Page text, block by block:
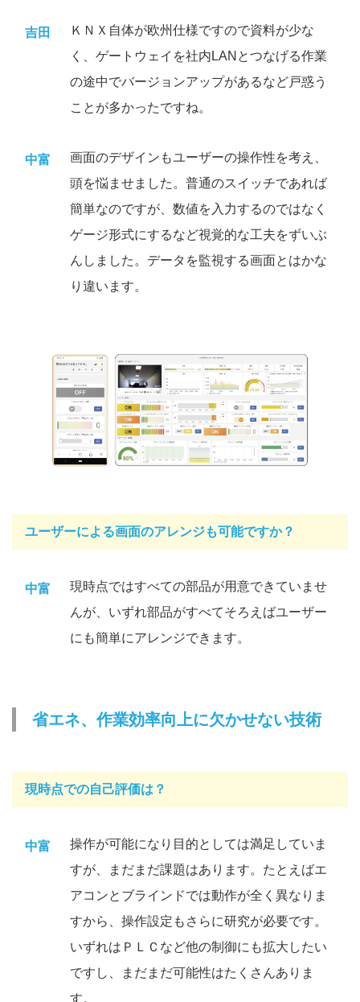
吉田
ＫＮＸ自体が欧州仕様ですので資料が少な
く、ゲートウェイを社内LANとつなげる作業
の途中でバージョンアップがあるなど戸惑う
ことが多かったですね。
中富
画面のデザインもユーザーの操作性を考え、
頭を悩ませました。普通のスイッチであれば
簡単なのですが、数値を入力するのではなく
ゲージ形式にするなど視覚的な工夫をずいぶ
んしました。データを監視する画面とはかな
り違います。
ユーザーによる画面のアレンジも可能ですか？
中富
現時点ではすべての部品が用意できていませ
んが、いずれ部品がすべてそろえばユーザー
にも簡単にアレンジできます。
省エネ、作業効率向上に欠かせない技術
現時点での自己評価は？
中富
操作が可能になり目的としては満足していま
すが、まだまだ課題はあります。たとえばエ
アコンとブラインドでは動作が全く異なりま
すから、操作設定もさらに研究が必要です。
いずれはＰＬＣなど他の制御にも拡大したい
ですし、まだまだ可能性はたくさんありま
す。